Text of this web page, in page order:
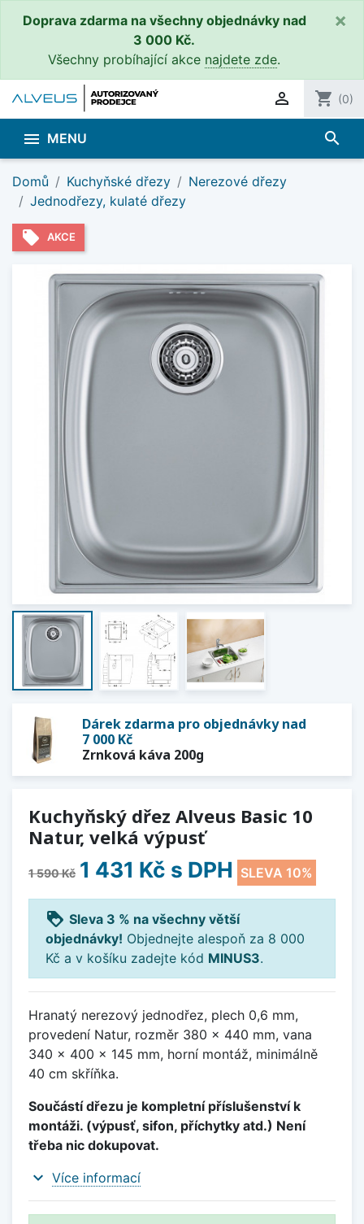
Doprava zdarma na všechny objednávky nad
3 000 Kč.
Všechny probíhající akce najdete zde.
×
 shopping_cart (0)
 MENU search
Domů Kuchyňské dřezy
Nerezové dřezy
Jednodřezy, kulaté dřezy
local_offer AKCE
Dárek zdarma pro objednávky nad
7 000 Kč
Zrnková káva 200g
Kuchyňský dřez Alveus Basic 10
Natur, velká výpusť
1 590 Kč 1 431 Kč s DPH SLEVA 10%
loyalty Sleva 3 % na všechny větší
objednávky! Objednejte alespoň za 8 000
Kč a v košíku zadejte kód MINUS3.
Hranatý nerezový jednodřez, plech 0,6 mm,
provedení Natur, rozměr 380 x 440 mm, vana
340 x 400 x 145 mm, horní montáž, minimálně
40 cm skříňka.
Součástí dřezu je kompletní příslušenství k
montáži. (výpusť, sifon, příchytky atd.) Není
třeba nic dokupovat.
expand_more Více informací